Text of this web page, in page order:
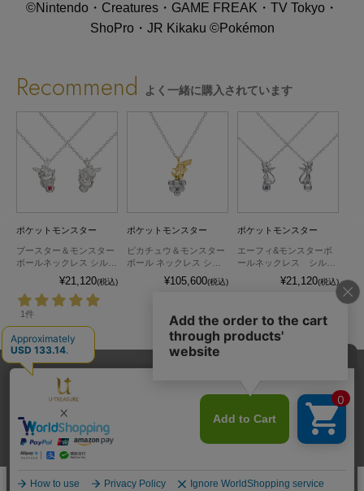
©Nintendo・Creatures・GAME FREAK・TV Tokyo・
ShoPro・JR Kikaku ©Pokémon
Recommend よく一緒に購入されています
ポケットモンスター
ブースター＆モンスター
ボールネックレス シルバ
¥21,120(税込)
1件
ポケットモンスター
ピカチュウ＆モンスター
ボール ネックレス シル
バー×K18イエローゴール
¥105,600(税込)
ポケットモンスター
エーフィ&モンスターボ
ールネックレス シルバ
¥21,120(税込)
1件
送料とお支払い方法 プライバシーポリシー サイトご利用規約
特定商取引法に基づく表記 お問い合わせ
© U-TREASURE All Rights Reserved.